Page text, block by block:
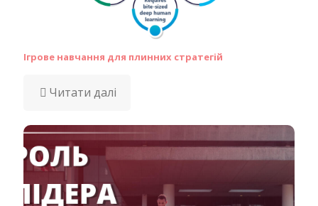
Ігрове навчання для плинних стратегій
Читати далі